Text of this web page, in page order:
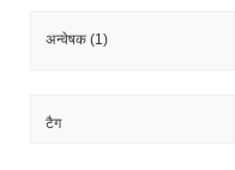
अन्वेषक (1)
टैग